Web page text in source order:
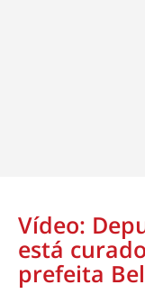
Vídeo:
está
prefeita